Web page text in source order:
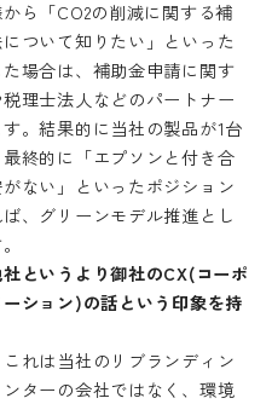
ら「CO2の削減に関する補
ついて知りたい」といった
場合は、補助金申請に関す
理士法人などのパートナー
。結果的に当社の製品が1台
終的に「エプソンと付き合
ない」といったポジション
、グリーンモデル推進とし
というより御社のCX(コーポ
ション)の話という印象を持
れは当社のリブランディン
ターの会社ではなく、環境